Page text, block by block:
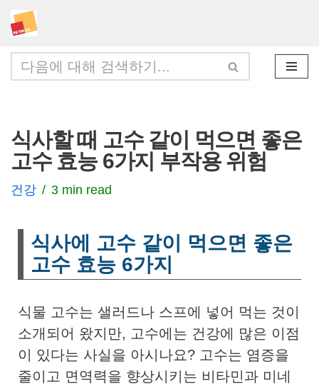
콘
텐
츠
너
뛰
기
식사할 때 고수 같이 먹으면 좋은
고수 효능 6가지 부작용 위험
건강 3 min read
식사에 고수 같이 먹으면 좋은
고수 효능 6가지
식물 고수는 샐러드나 스프에 넣어 먹는 것이
소개되어 왔지만, 고수에는 건강에 많은 이점
이 있다는 사실을 아시나요? 고수는 염증을
줄이고 면역력을 향상시키는 비타민과 미네